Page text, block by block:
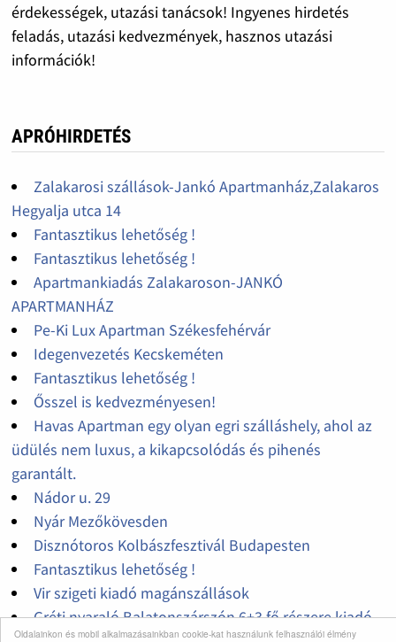
Oldalainkon és mobil alkalmazásainkban cookie-kat használunk felhasználói élmény
érdekességek, utazási tanácsok! Ingyenes hirdetés
feladás, utazási kedvezmények, hasznos utazási
információk!
APRÓHIRDETÉS
Zalakarosi szállások-Jankó Apartmanház,Zalakaros
Hegyalja utca 14
Fantasztikus lehetőség !
Fantasztikus lehetőség !
Apartmankiadás Zalakaroson-JANKÓ
APARTMANHÁZ
Pe-Ki Lux Apartman Székesfehérvár
Idegenvezetés Kecskeméten
Fantasztikus lehetőség !
Ősszel is kedvezményesen!
Havas Apartman egy olyan egri szálláshely, ahol az
üdülés nem luxus, a kikapcsolódás és pihenés
garantált.
Nádor u. 29
Nyár Mezőkövesden
Disznótoros Kolbászfesztivál Budapesten
Fantasztikus lehetőség !
Vir szigeti kiadó magánszállások
Gréti nyaraló Balatonszárszón 6+3 fő részere kiadó